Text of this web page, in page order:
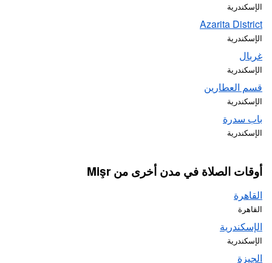
الإسكندرية
Azarita District
الإسكندرية
غربال
الإسكندرية
قسم العطارين
الإسكندرية
باب سدرة
الإسكندرية
أوقات الصلاة في مدن أخرى من Mişr
القاهرة
القاهرة
الإسكندرية
الإسكندرية
الجيزة